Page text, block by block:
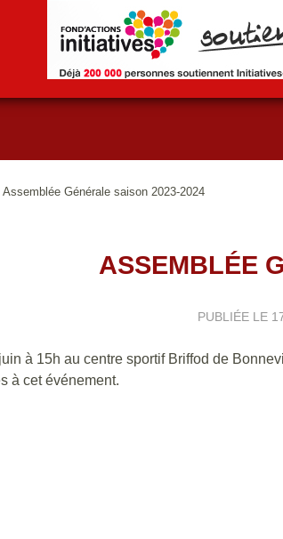
Assemblée Générale saison 2023-2024
ASSEMBLÉE
PUBLIÉE LE
à 15h au centre sportif Briffod de
à cet événement.